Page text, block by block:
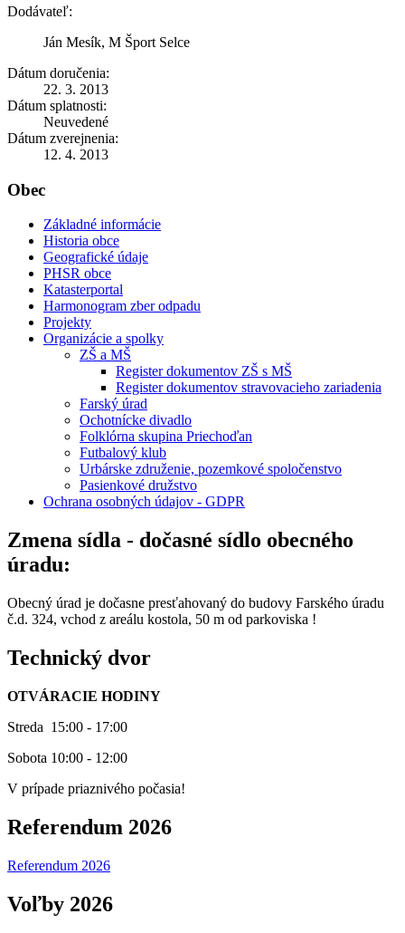
Dodávateľ:
Ján Mesík, M Šport Selce
Dátum doručenia:
22. 3. 2013
Dátum splatnosti:
Neuvedené
Dátum zverejnenia:
12. 4. 2013
Obec
Základné informácie
Historia obce
Geografické údaje
PHSR obce
Katasterportal
Harmonogram zber odpadu
Projekty
Organizácie a spolky
ZŠ a MŠ
Register dokumentov ZŠ s MŠ
Register dokumentov stravovacieho zariadenia
Farský úrad
Ochotnícke divadlo
Folklórna skupina Priechoďan
Futbalový klub
Urbárske združenie, pozemkové spoločenstvo
Pasienkové družstvo
Ochrana osobných údajov - GDPR
Zmena sídla - dočasné sídlo obecného
úradu:
Obecný úrad je dočasne presťahovaný do budovy Farského úradu
č.d. 324, vchod z areálu kostola, 50 m od parkoviska !
Technický dvor
OTVÁRACIE HODINY
Streda 15:00 - 17:00
Sobota 10:00 - 12:00
V prípade priaznivého počasia!
Referendum 2026
Referendum 2026
Voľby 2026